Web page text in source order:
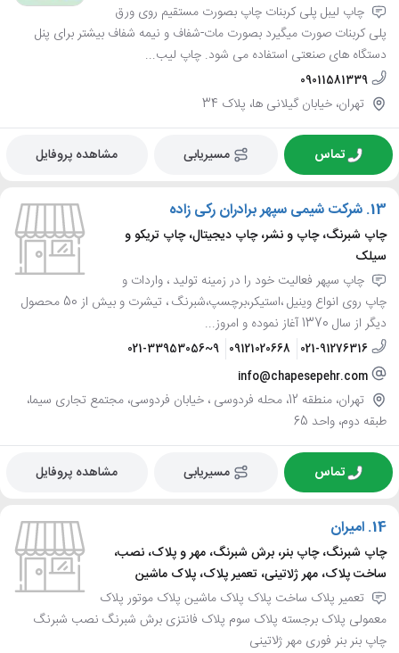
چاپ لیبل پلی کربنات چاپ بصورت مستقیم روی ورق
پلی کربنات صورت میگیرد بصورت مات-شفاف و نیمه شفاف بیشتر برای پنل
دستگاه های صنعتی استفاده می شود. چاپ لیب...
09011581339
تهران، خیابان گیلانی ها، پلاک 34
تماس مسیریابی مشاهده پروفایل
13. شرکت شیمی سپهر برادران رکی زاده
چاپ شبرنگ، چاپ و نشر، چاپ دیجیتال، چاپ تریکو و
سیلک
چاپ سپهر فعالیت خود را در زمینه تولید ، واردات و
چاپ روی انواع وینیل ،استیکر،برچسپ،شبرنگ ، تیشرت و بیش از 50 محصول
دیگر از سال 1370 آغاز نموده و امروز...
021-91276316
09121020668
021-33953056~9
info@chapesepehr.com
تهران، منطقه 12، محله فردوسی ، خیابان فردوسی، مجتمع تجاری سیما،
طبقه دوم، واحد 65
تماس مسیریابی مشاهده پروفایل
14. امیران
چاپ شبرنگ، چاپ بنر، برش شبرنگ، مهر و پلاک، نصب،
ساخت پلاک، مهر ژلاتینی، تعمیر پلاک، پلاک ماشین
تعمیر پلاک ساخت پلاک پلاک ماشین پلاک موتور پلاک
معمولی پلاک برجسته پلاک سوم پلاک فانتزی برش شبرنگ نصب شبرنگ
چاپ بنر بنر فوری مهر ژلاتینی